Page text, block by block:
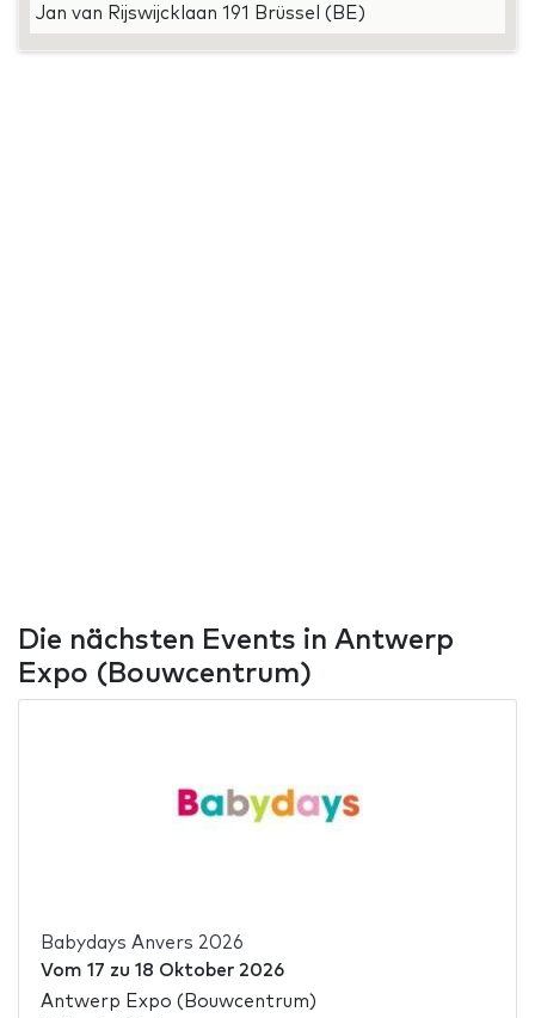
Jan van Rijswijcklaan 191 Brüssel (BE)
Die nächsten Events in Antwerp
Expo (Bouwcentrum)
Babydays Anvers 2026
Vom 17 zu 18 Oktober 2026
Antwerp Expo (Bouwcentrum)